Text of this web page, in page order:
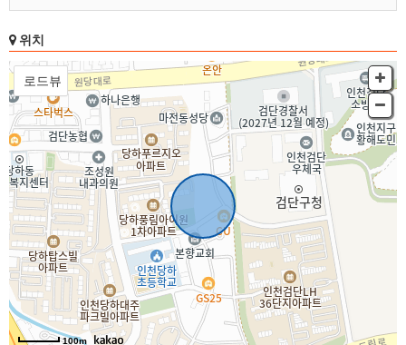
위치
100m길
남서
, KnWorks